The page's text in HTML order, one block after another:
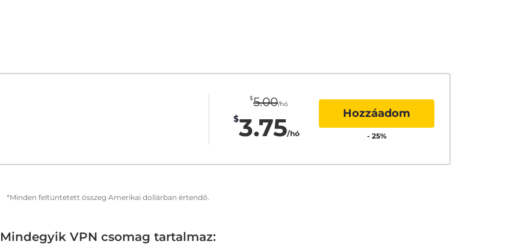
$5.00/hó
$3.75/hó
Hozzáadom
- 25%
*Minden feltüntetett összeg Amerikai dollárban értendő.
Mindegyik VPN csomag tartalmaz: